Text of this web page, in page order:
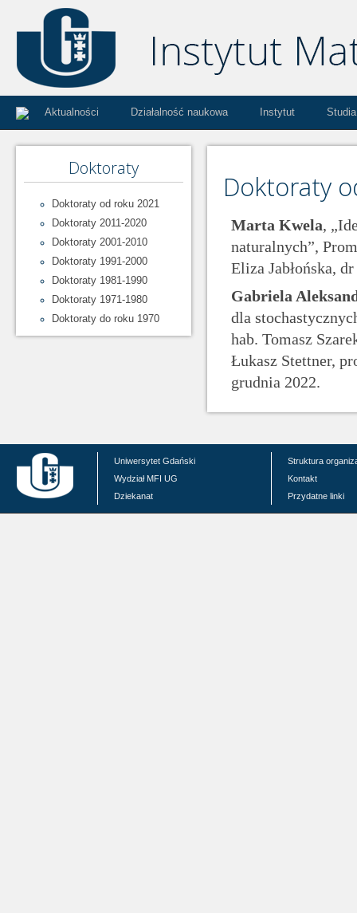
Aktualności Działalność naukowa Instytut Studia
Doktoraty
Doktoraty od roku 2021
Doktoraty 2011-2020
Doktoraty 2001-2010
Doktoraty 1991-2000
Doktoraty 1981-1990
Doktoraty 1971-1980
Doktoraty do roku 1970
Doktoraty
Marta Kwela,
naturalnych”,
Eliza Jabłońska,
Gabriela
dla
hab. Tomasz
Łukasz Stettner,
grudnia 2022.
Uniwersytet Gdański
Wydział MFI UG
Dziekanat
Struktura
Kontakt
Przydatne linki